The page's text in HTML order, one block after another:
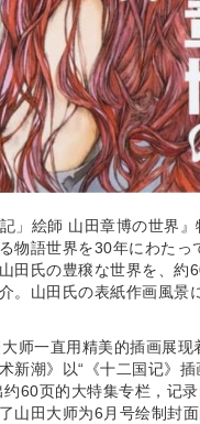
記」絵師 山田章博の世界
物語世界を30年にわたっ
田氏の豊穣な世界を、約
。山田氏の表紙作画風景
师一直用精美的插画展现
新潮》以“《十二国记》
约60页的大特集专栏，记
山田大师为6月号绘制封面